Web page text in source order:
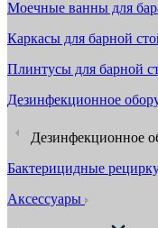
Моечные ванны для
Каркасы для барной
Плинтусы для барной
Дезинфекционное
Дезинфекционное
Бактерицидные
Аксессуары